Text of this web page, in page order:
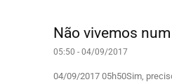
Não vivemos
05:50 - 04/09/2017
04/09/2017 05h50Sim,